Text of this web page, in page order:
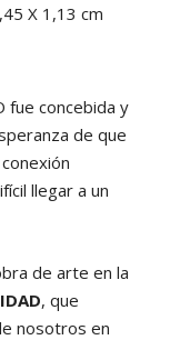
X 1,13 cm
fue concebida y
de que
llegar a un
de arte en la
, que
nosotros en